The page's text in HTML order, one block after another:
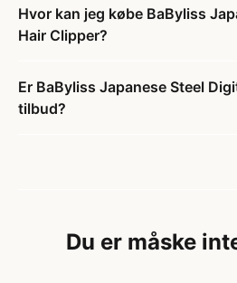
Hvor kan jeg købe BaByliss
Hair Clipper?
Er BaByliss Japanese Steel
tilbud?
Du er måske